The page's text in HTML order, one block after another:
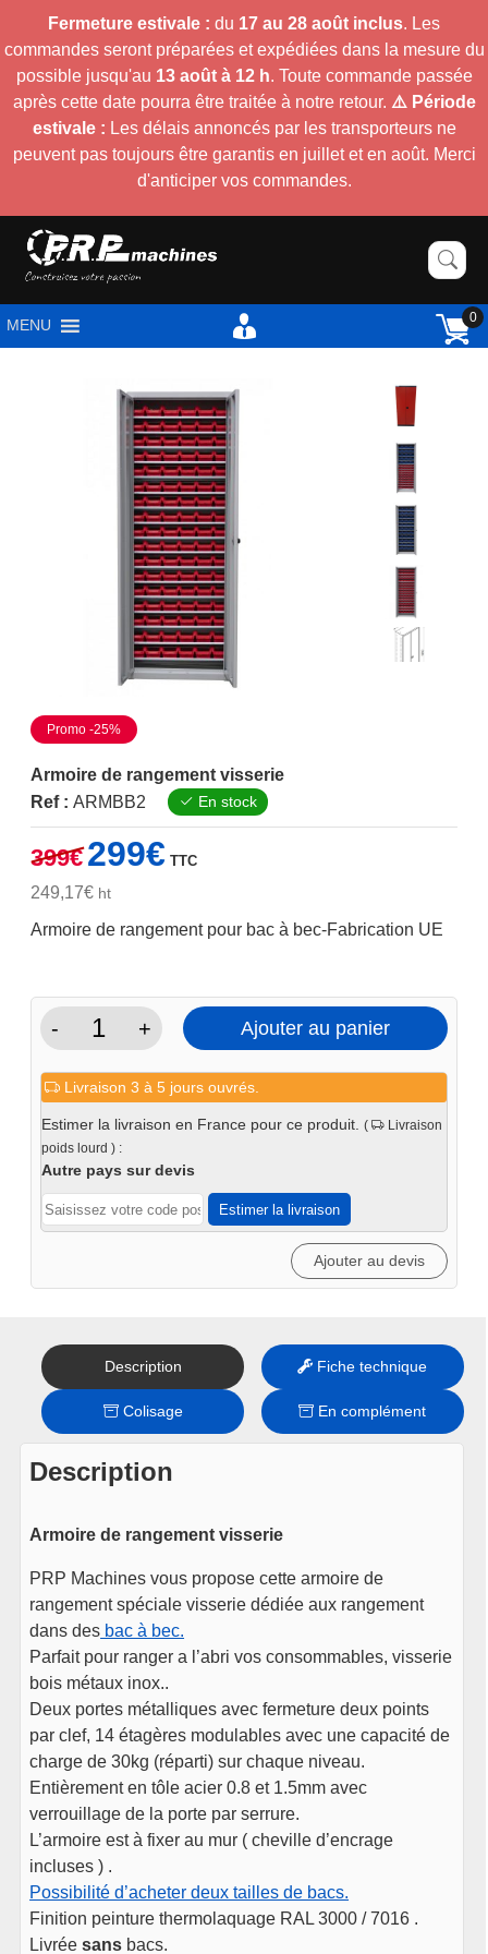
Fermeture estivale : du 17 au 28 août inclus. Les
commandes seront préparées et expédiées dans la mesure du
possible jusqu'au 13 août à 12 h. Toute commande passée
après cette date pourra être traitée à notre retour. ⚠️ Période
estivale : Les délais annoncés par les transporteurs ne
peuvent pas toujours être garantis en juillet et en août. Merci
d'anticiper vos commandes.
MENU 0
Promo -25%
Armoire de rangement visserie
Ref : ARMBB2 En stock
399€
Le
prix
initial
299€prix
TTC
249,17€ht
Armoire de rangement pour bac à bec-Fabrication UE
-
quantité
Armoire
de
rangement
visserie
+ Ajouter au panier
Livraison 3 à 5 jours ouvrés.
Estimer la livraison en France pour ce produit. (
Livraison
poids lourd ) :
Autre pays sur devis
Estimer la livraison
Ajouter au devis
Description Fiche technique
Colisage En complément
Description
Armoire de rangement visserie
PRP Machines vous propose cette armoire de
rangement spéciale visserie dédiée aux rangement
dans des bac à bec.
Parfait pour ranger a l’abri vos consommables, visserie
bois métaux inox..
Deux portes métalliques avec fermeture deux points
par clef, 14 étagères modulables avec une capacité de
charge de 30kg (réparti) sur chaque niveau.
Entièrement en tôle acier 0.8 et 1.5mm avec
verrouillage de la porte par serrure.
L’armoire est à fixer au mur ( cheville d’encrage
incluses ) .
Possibilité d’acheter deux tailles de bacs.
Finition peinture thermolaquage RAL 3000 / 7016 .
Livrée sans bacs.